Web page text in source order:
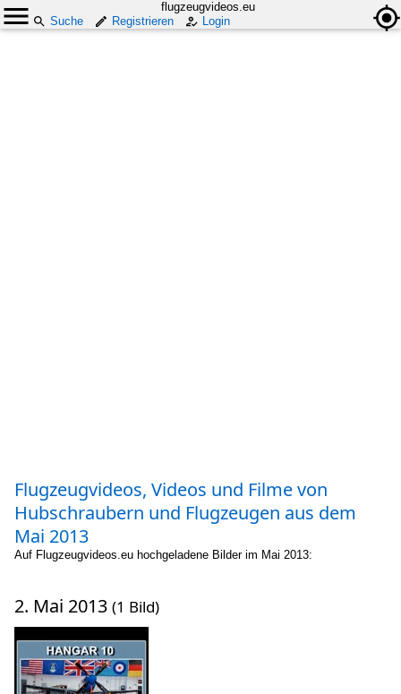
flugzeugvideos.eu
Suche
Registrieren Login
Flugzeugvideos, Videos und Filme von
Hubschraubern und Flugzeugen aus dem
Mai 2013
Auf Flugzeugvideos.eu hochgeladene Bilder im Mai 2013:
2. Mai 2013 (1 Bild)